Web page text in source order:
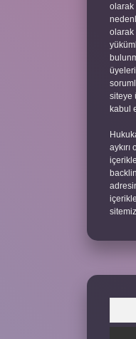
olarak
olarak
siteye
kabul